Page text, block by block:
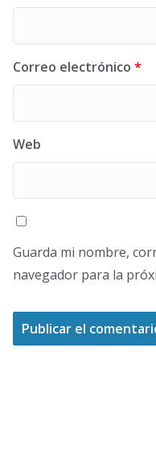
Correo electrónico *
Web
Guarda mi nombre,
navegador para la